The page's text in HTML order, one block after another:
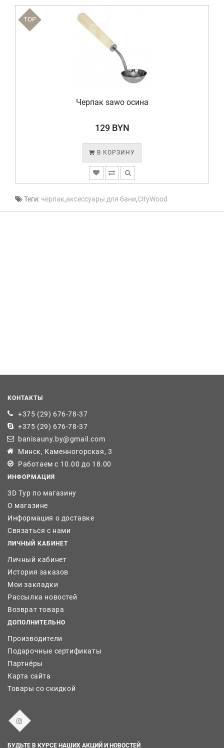
TOP
Черпак sawo осина
129 BYN
В КОРЗИНУ
Теги:черпак,аксессуары для бани,CityWood
КОНТАКТЫ
+375 (29) 676-78-37
+375 (29) 676-78-37
banisauny.by@gmail.com
Минск, Каменногорская, 3
Работаем с 10.00 до 18.00
ИНФОРМАЦИЯ
3D Тур по магазину
О магазине
Информация о доставке
Связаться с нами
ЛИЧНЫЙ КАБИНЕТ
Личный кабинет
История заказов
Мои закладки
Рассылка новостей
Возврат товара
ДОПОЛНИТЕЛЬНО
Производители
Подарочные сертификаты
Партнёры
Карта сайта
Товары со скидкой
БУДЬТЕ В КУРСЕ НАШИХ АКЦИЙ И НОВОСТЕЙ